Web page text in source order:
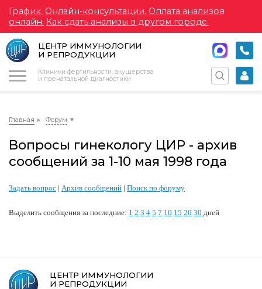
График. Онлайн-консультации. Оплата анализов
онлайн. Как сдать анализы в другом городе.
ЦЕНТР ИММУНОЛОГИИ
И РЕПРОДУКЦИИ
Клиники фертильности, акушерства
и пренатальной диагностики
Главная Форум
Вопросы гинекологу ЦИР - архив
сообщений за 1-10 мая 1998 года
Задать вопрос | Архив сообщений | Поиск по форуму
Выделить сообщения за последние: 1 2 3 4 5 7 10 15 20 30 дней
ЦЕНТР ИММУНОЛОГИИ
И РЕПРОДУКЦИИ